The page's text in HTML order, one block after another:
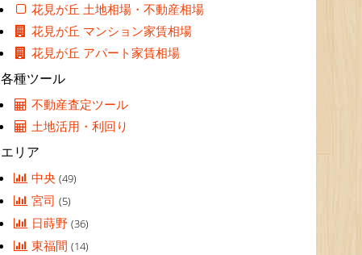
花見が丘 土地相場・不動産相場
花見が丘 マンション家賃相場
花見が丘 アパート家賃相場
各種ツール
不動産査定ツール
土地活用・利回り
エリア
中央(49)
宮司(5)
日蒔野(36)
東福間(14)